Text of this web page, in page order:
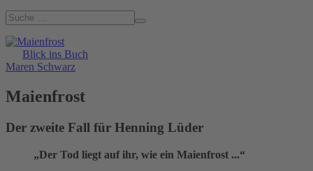
Blick ins Buch
Maren Schwarz
Maienfrost
Der zweite Fall für Henning Lüder
„Der Tod liegt auf ihr, wie ein Maienfrost ...“